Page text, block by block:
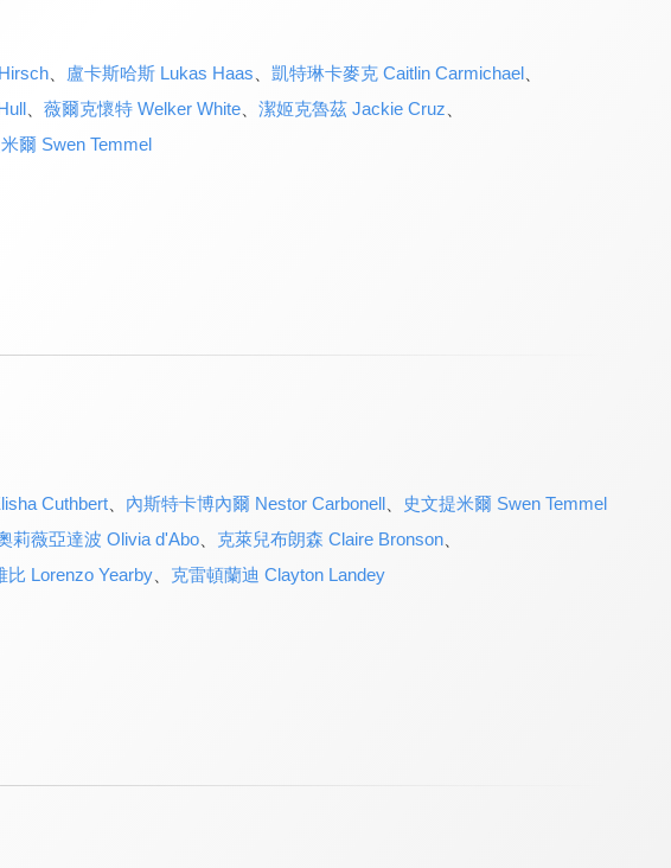
、 盧卡斯哈斯 Lukas Haas 凱特琳卡麥克 Caitlin Carmichael、
、 薇爾克懷特 Welker White、 潔姬克魯茲 Jackie Cruz
爾 Swen Temmel
Cuthbert、 內斯特卡博內爾 Nestor Carbonell、
史文提米爾 Swen Temmel
莉薇亞達波 Olivia d'Abo、 克萊兒布朗森 Claire Bronson、
比 Lorenzo Yearby、 克雷頓蘭迪 Clayton Landey